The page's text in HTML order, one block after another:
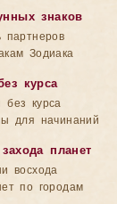
знаков
партнеров
Зодиака
курса
курса
для начинаний
планет
восхода
по городам